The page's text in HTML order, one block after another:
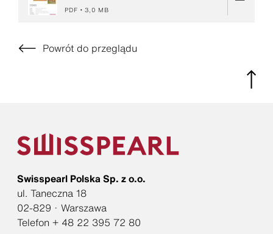
PDF 3,0 MB
Powrót do przeglądu
Swisspearl Polska Sp. z o.o.
ul. Taneczna 18
02-829 · Warszawa
Telefon + 48 22 395 72 80